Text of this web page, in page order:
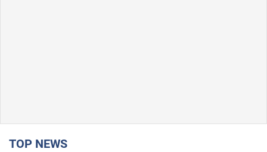
TOP NEWS